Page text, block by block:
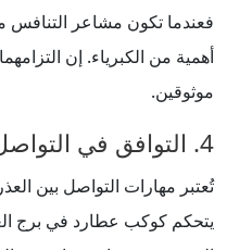
فعندما تكون مشاعر التنافس
أهمية من الكبرياء. إن
موثوقين.
4. التوافق في التواصل: 80%
تُعتبر مهارات التواصل بين
يتحكم كوكب عطارد في برج